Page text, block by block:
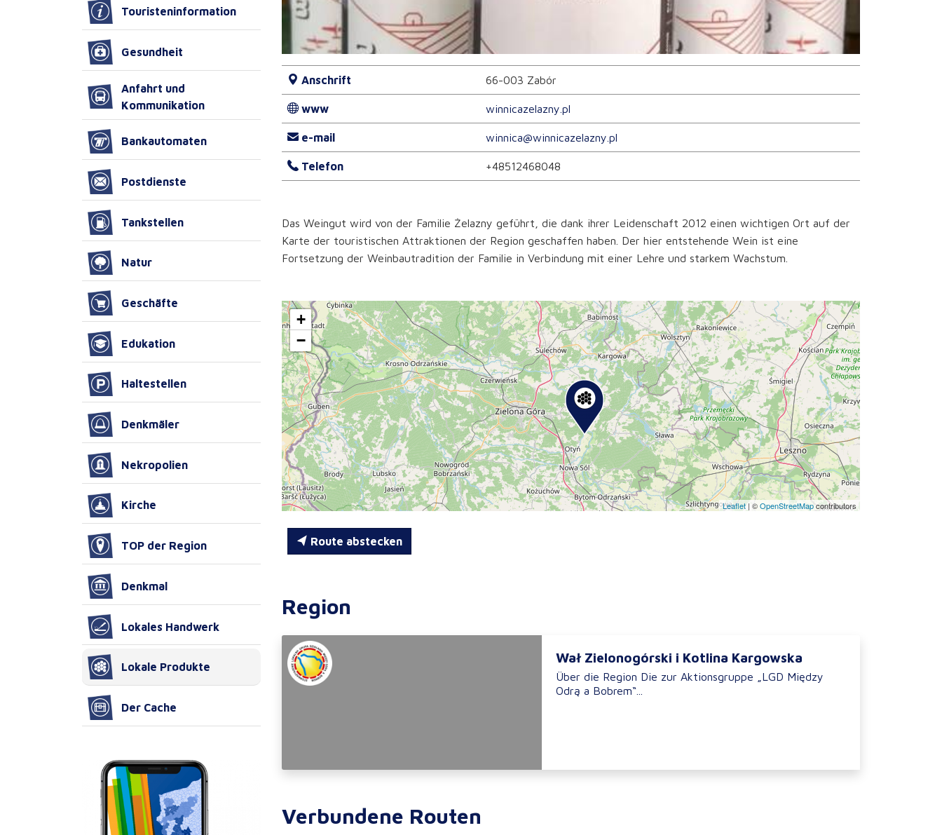
Anschrift 66-003 Zabór
www winnicazelazny.pl
e-mail winnica@winnicazelazny.pl
Telefon +48512468048
Das Weingut wird von der Familie Żelazny geführt, die dank ihrer Leidenschaft 2012 einen wichtigen Ort auf der
Karte der touristischen Attraktionen der Region geschaffen haben. Der hier entstehende Wein ist eine
Fortsetzung der Weinbautradition der Familie in Verbindung mit einer Lehre und starkem Wachstum.
+
−
Leaflet | ©OpenStreetMapcontributors
Route abstecken
Region
Wał Zielonogórski i Kotlina Kargowska
Über die Region Die zur Aktionsgruppe „LGD Między
Odrą a Bobrem“...
Verbundene Routen
Touristeninformation
Gesundheit
Anfahrt und
Kommunikation
Bankautomaten
Postdienste
Tankstellen
Natur
Geschäfte
Edukation
Haltestellen
Denkmäler
Nekropolien
Kirche
TOP der Region
Denkmal
Lokales Handwerk
Lokale Produkte
Der Cache